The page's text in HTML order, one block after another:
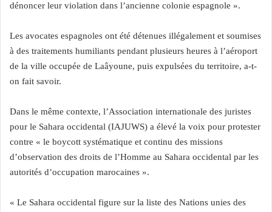
dénoncer leur violation dans l’ancienne colonie espagnole ».
Les avocates espagnoles ont été détenues illégalement et soumises
à des traitements humiliants pendant plusieurs heures à l’aéroport
de la ville occupée de Laâyoune, puis expulsées du territoire, a-t-
on fait savoir.
Dans le même contexte, l’Association internationale des juristes
pour le Sahara occidental (IAJUWS) a élevé la voix pour protester
contre « le boycott systématique et continu des missions
d’observation des droits de l’Homme au Sahara occidental par les
autorités d’occupation marocaines ».
« Le Sahara occidental figure sur la liste des Nations unies des